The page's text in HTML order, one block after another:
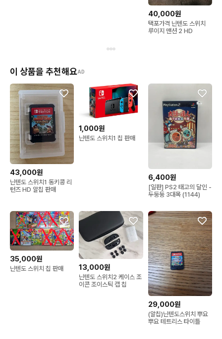
40,000원
택포가격 닌텐도 스위치
루이지 맨션 2 HD
이 상품을 추천해요AD
43,000원
닌텐도 스위치1 동키콩 리
턴즈 HD 알칩 판매
1,000원
닌텐도 스위치1 칩 판매
6,400원
[일판] PS2 태고의 달인 -
두둥둥 3대목 (1144)
35,000원
닌텐도 스위치 칩 판매 13,000원
닌텐도 스위치2 케이스 조
이콘 조이스틱 캡 칩
29,000원
(알칩)닌텐도스위치 뿌요
뿌요 테트리스 타이틀